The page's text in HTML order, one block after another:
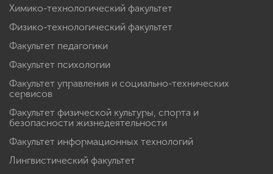
Химико-технологический факультет
Физико-технологический факультет
Факультет педагогики
Факультет психологии
Факультет управления и социально-технических
сервисов
Факультет физической культуры, спорта и
безопасности жизнедеятельности
Факультет информационных технологий
Лингвистический факультет